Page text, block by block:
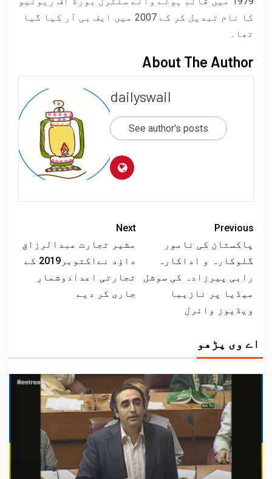
کا نام تبدیل کر کے 2007 میں ایف بی آر کیا گیا
تھا۔
About The Author
dailyswail
See author's posts
Previous
پاکستان کی نامور
گلوکارہ و اداکارہ
رابی پیرزادہ کی سوشل
میڈیا پر نازیبا
ویڈیوز وائرل
Next
مشیر تجارت عبدالرزاق
داﺅد نےاکتوبر2019 کے
تجارتی اعدادوشمار
جاری کر دیے
اے وی پڑھو